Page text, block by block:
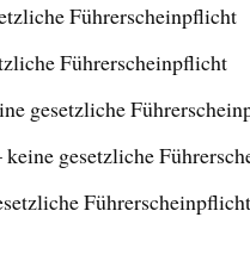
Führerscheinpflicht
Führerscheinpflicht
gesetzliche
keine gesetzliche
Führerscheinpflicht